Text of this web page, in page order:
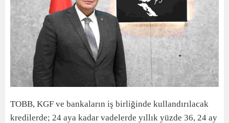
TOBB, KGF ve bankaların iş birliğinde kullandırılacak
kredilerde; 24 aya kadar vadelerde yıllık yüzde 36, 24 ay